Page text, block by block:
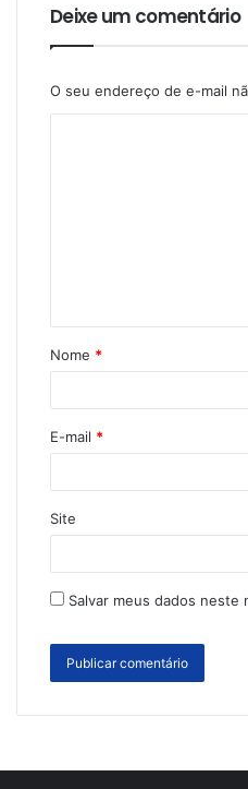
Deixe um comentário
O seu endereço de e-mail
Nome *
E-mail *
Site
Salvar meus dados neste